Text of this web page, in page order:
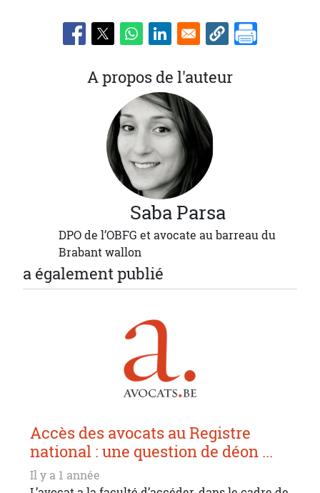
A propos de l'auteur
Saba Parsa
DPO de l’OBFG et avocate au barreau du
Brabant wallon
a également publié
Accès des avocats au Registre
national : une question de déon ...
Il y a 1 année